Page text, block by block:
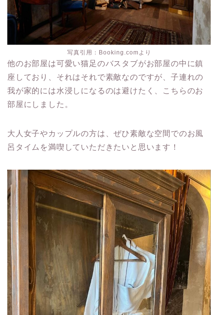
写真引用：Booking.comより
他のお部屋は可愛い猫足のバスタブがお部屋の中に鎮
座しており、それはそれで素敵なのですが、子連れの
我が家的には水浸しになるのは避けたく、こちらのお
部屋にしました。
大人女子やカップルの方は、ぜひ素敵な空間でのお風
呂タイムを満喫していただきたいと思います！